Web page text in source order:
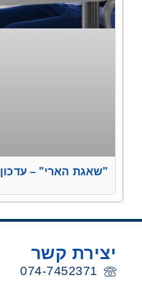
"שאגת הארי" – עדכון
יצירת קשר
074-7452371